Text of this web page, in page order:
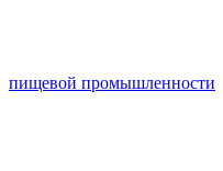
пищевой промышленности